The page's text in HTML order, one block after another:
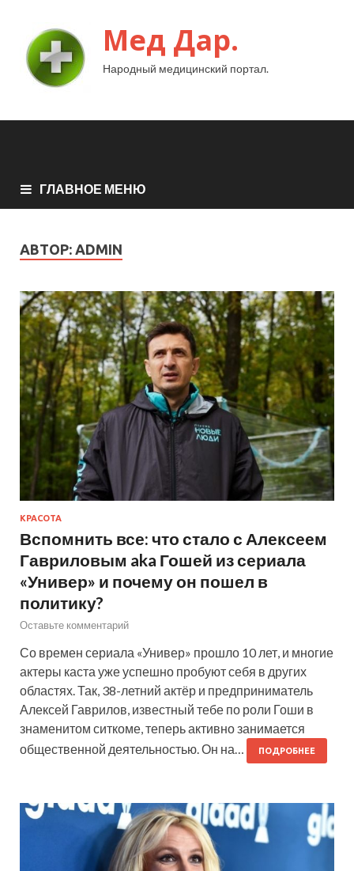
Мед Дар.
Народный медицинский портал.
ГЛАВНОЕ МЕНЮ
АВТОР: ADMIN
КРАСОТА
Вспомнить все: что стало с Алексеем
Гавриловым aka Гошей из сериала
«Универ» и почему он пошел в
политику?
Оставьте комментарий
Со времен сериала «Универ» прошло 10 лет, и многие
актеры каста уже успешно пробуют себя в других
областях. Так, 38-летний актёр и предприниматель
Алексей Гаврилов, известный тебе по роли Гоши в
знаменитом ситкоме, теперь активно занимается
общественной деятельностью. Он на…
ПОДРОБНЕЕ